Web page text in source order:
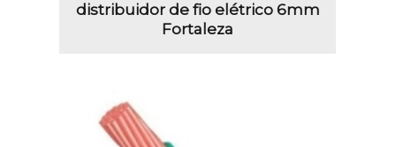
distribuidor de fio elétrico 6mm
Fortaleza